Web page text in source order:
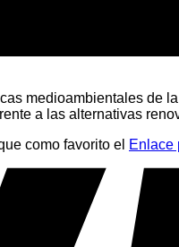
medioambientales
a las alternativas
como favorito el Enlace